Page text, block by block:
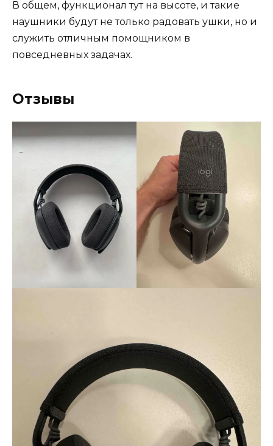
В общем, функционал тут на высоте, и такие
наушники будут не только радовать ушки, но и
служить отличным помощником в
повседневных задачах.
Отзывы